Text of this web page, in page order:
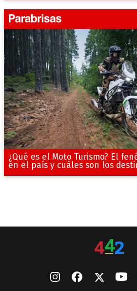
¿Qué es el Moto Turismo? El
en el país y cuáles son los